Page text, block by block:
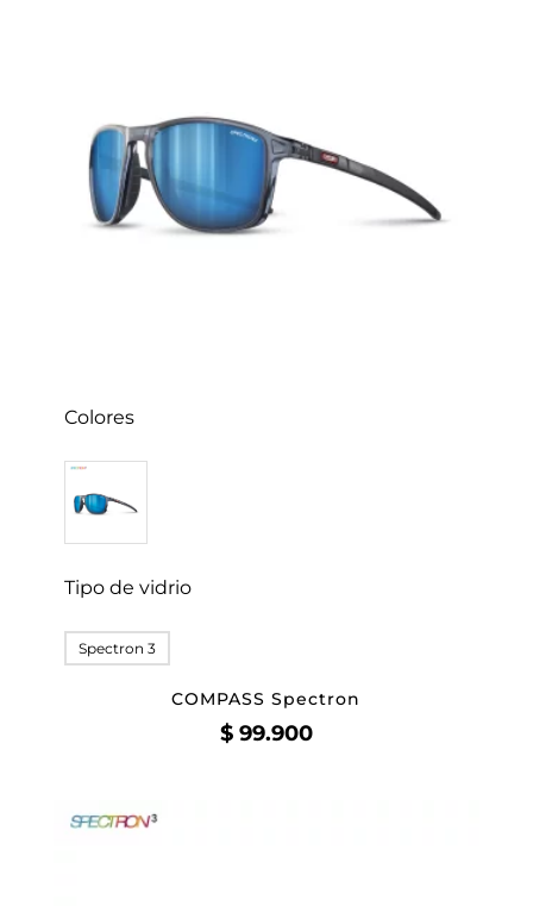
Colores
Tipo de vidrio
Spectron 3
COMPASS Spectron
$99.900